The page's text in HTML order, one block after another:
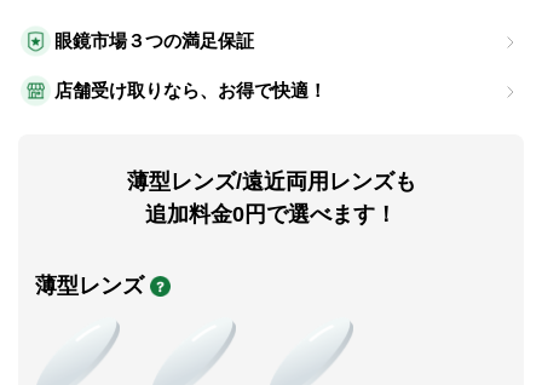
眼鏡市場３つの満足保証
店舗受け取りなら、お得で快適！
薄型レンズ/遠近両用レンズも
追加料金0円で選べます！
薄型レンズ